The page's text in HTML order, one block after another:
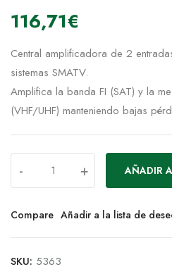
116,71€
Central amplificadora de 2
sistemas SMATV.
Amplifica la banda FI (SAT) y la
(VHF/UHF) manteniendo bajas
- + AÑADIR
Compare Añadir a la lista de
SKU: 5363